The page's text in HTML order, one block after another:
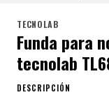
TECNOLAB
Funda para
tecnolab
DESCRIPCIÓN